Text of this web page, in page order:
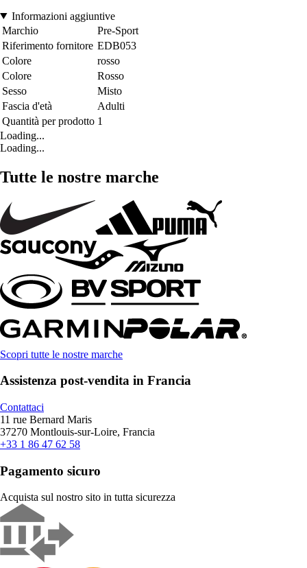
Informazioni aggiuntive
Marchio
Pre-Sport
Riferimento fornitore EDB053
Colore
rosso
Colore
Rosso
Sesso
Misto
Fascia d'età
Adulti
Quantità per prodotto 1
Loading...
Loading...
Tutte le nostre marche
Scopri tutte le nostre marche
Assistenza post-vendita in Francia
Contattaci
11 rue Bernard Maris
37270 Montlouis-sur-Loire, Francia
+33 1 86 47 62 58
Pagamento sicuro
Acquista sul nostro sito in tutta sicurezza